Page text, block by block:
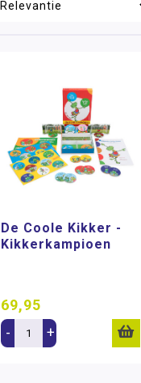
De Coole Kikker -
Kikkerkampioen
69,95
- +